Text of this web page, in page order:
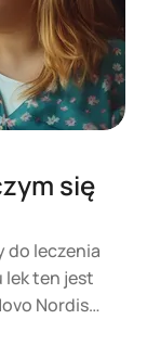
i
oba
się
do leczenia
lek ten jest
Nordisk i
różni się